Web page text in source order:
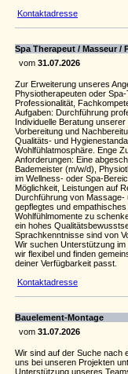
Kontaktadresse
Spa Therapeut / Masseur /
vom 31.07.2026
Zur Erweiterung unseres
Physiotherapeuten oder
Professionalität,
Aufgaben: Durchführung
Individuelle Beratung
Vorbereitung und
Qualitäts- und
Wohlfühlatmosphäre. Enge
Anforderungen: Eine
Bademeister (m/w/d),
im Wellness- oder Spa-
Möglichkeit, Leistungen auf
Durchführung von Massage-
gepflegtes und
Wohlfühlmomente zu
ein hohes
Sprachkenntnisse sind von
Wir suchen Unterstützung
wir flexibel und finden
deiner Verfügbarkeit passt.
Kontaktadresse
Bauelement-Montage
vom 31.07.2026
Wir sind auf der Suche nach
uns bei unseren Projekten
Unterstützung unseres